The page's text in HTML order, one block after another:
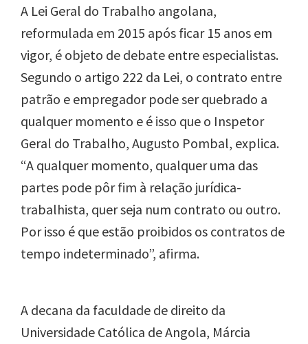
A Lei Geral do Trabalho angolana,
reformulada em 2015 após ficar 15 anos em
vigor, é objeto de debate entre especialistas.
Segundo o artigo 222 da Lei, o contrato entre
patrão e empregador pode ser quebrado a
qualquer momento e é isso que o Inspetor
Geral do Trabalho, Augusto Pombal, explica.
“A qualquer momento, qualquer uma das
partes pode pôr fim à relação jurídica-
trabalhista, quer seja num contrato ou outro.
Por isso é que estão proibidos os contratos de
tempo indeterminado”, afirma.
A decana da faculdade de direito da
Universidade Católica de Angola, Márcia